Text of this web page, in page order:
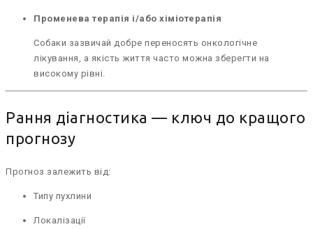
Променева терапія і/або хіміотерапія
Собаки зазвичай добре переносять онкологічне
лікування, а якість життя часто можна зберегти на
високому рівні.
Рання діагностика — ключ до кращого
прогнозу
Прогноз залежить від:
Типу пухлини
Локалізації